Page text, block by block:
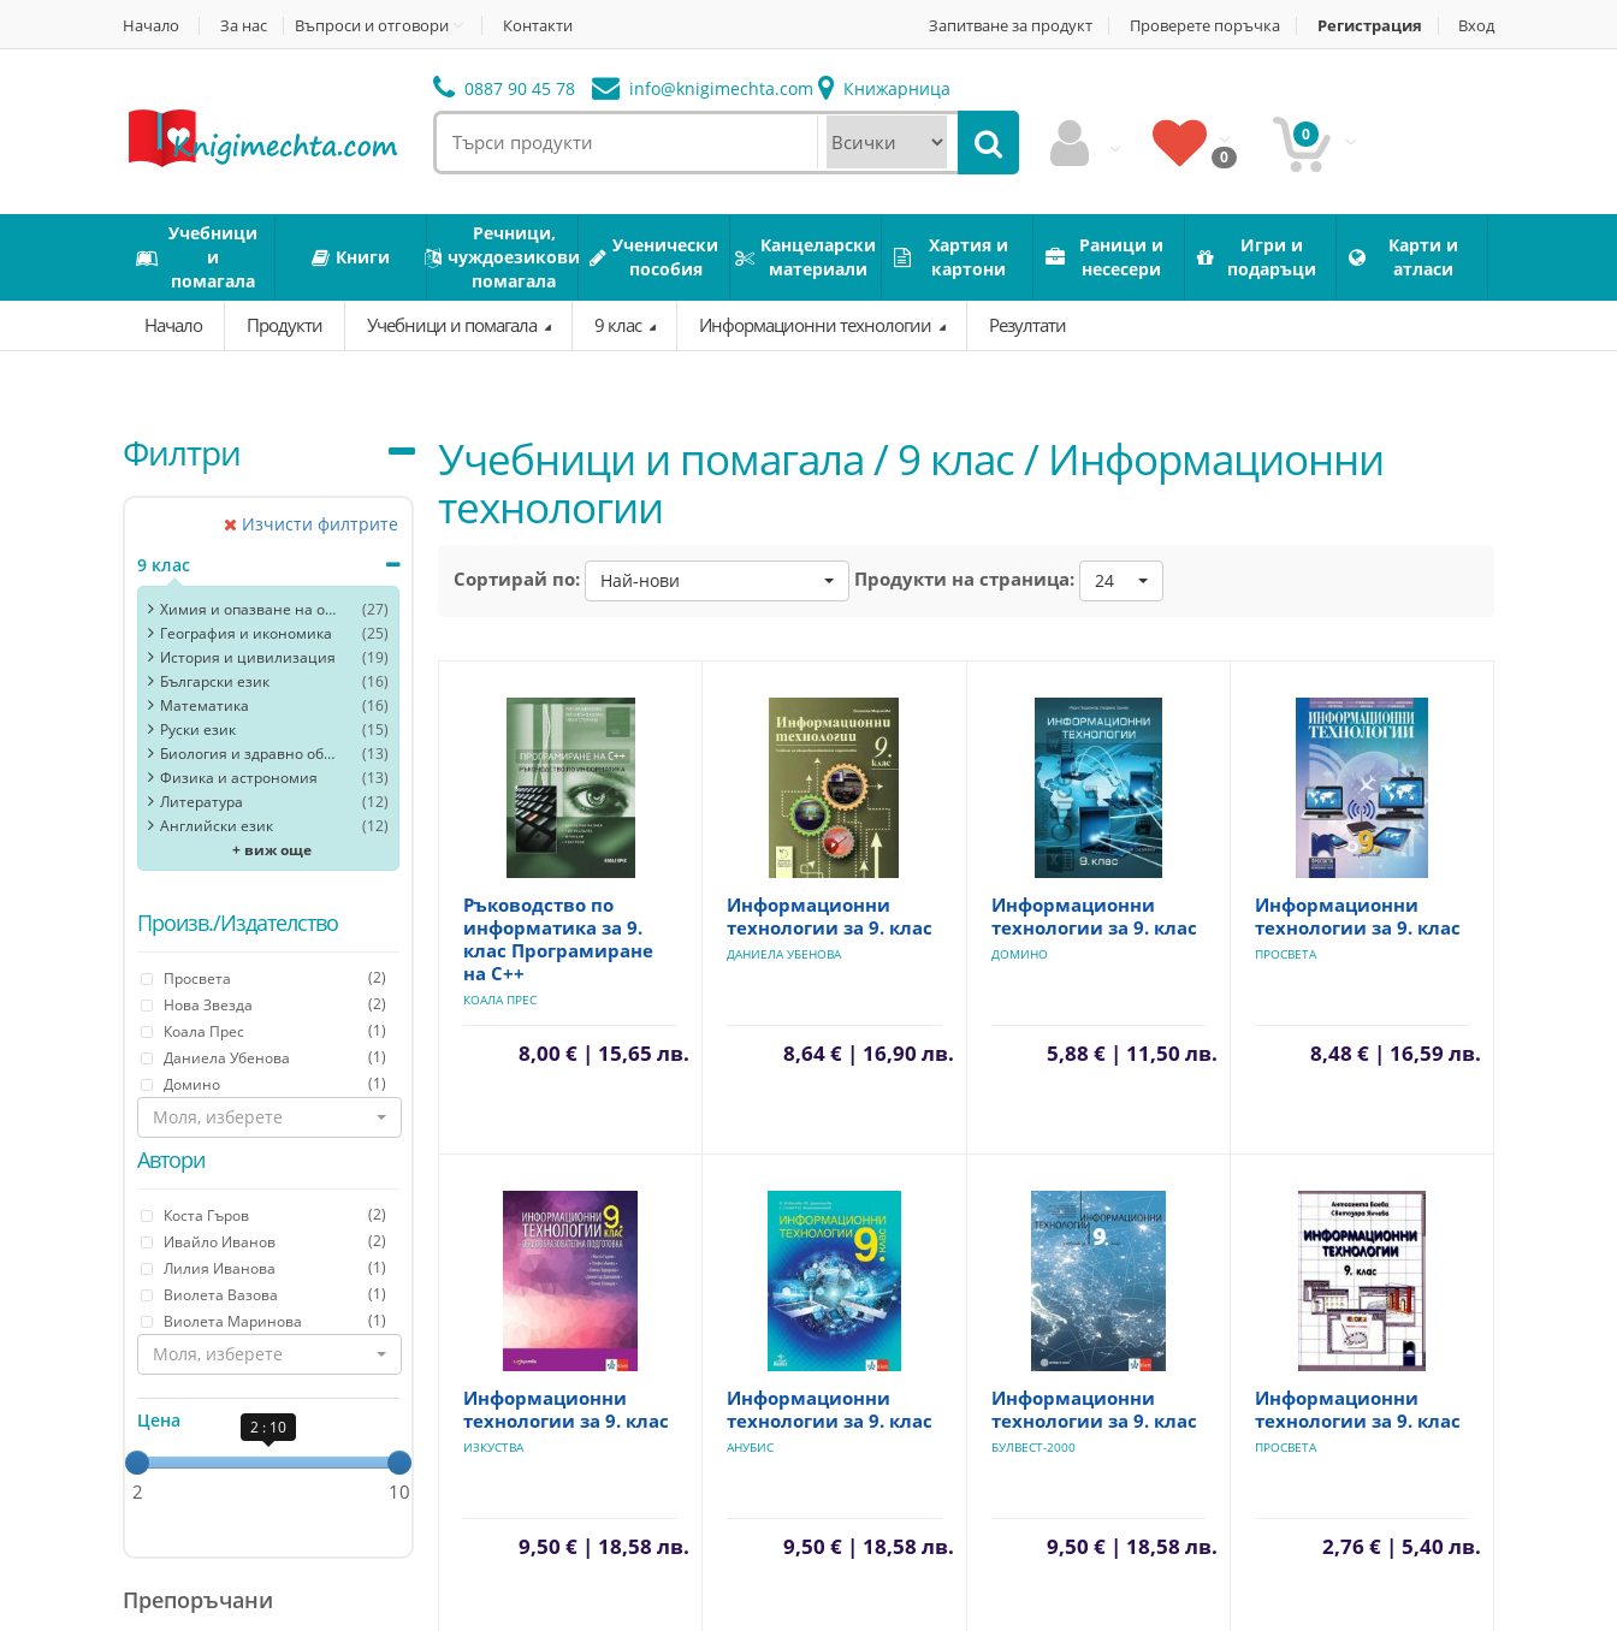
Начало За нас Въпроси и отговори Контакти Запитване за продукт Проверете поръчка Регистрация Вход
0887 90 45 78 info@knigimechta.com Книжарница
0
0
Учебници
и
помагала
Книги
Речници,
чуждоезикови
помагала
Ученически
пособия
Канцеларски
материали
Хартия и
картони
Раници и
несесери
Игри и
подаръци
Карти и
атласи
Начало Продукти Учебници и помагала 9 клас Информационни технологии Резултати
Филтри
Изчисти филтрите
9 клас
Химия и опазване на околната среда
(27)
География и икономика
(25)
История и цивилизация
(19)
Български език
(16)
Математика
(16)
Руски език
(15)
Биология и здравно образoвание
(13)
Физика и астрономия
(13)
Литература
(12)
Английски език
(12)
+ виж още
Произв./Издателство
Просвета
(2)
Нова Звезда
(2)
Коала Прес
(1)
Даниела Убенова
(1)
Домино
(1)
Моля, изберете
Автори
Коста Гъров
(2)
Ивайло Иванов
(2)
Лилия Иванова
(1)
Виолета Вазова
(1)
Виолета Маринова
(1)
Моля, изберете
Цена 2 : 10
2 10
Препоръчани
Учебници и помагала / 9 клас / Информационни
технологии
Сортирай по: Най-нови Продукти на страница: 24
Ръководство по
информатика за 9.
клас Програмиране
на С++
КОАЛА ПРЕС
8,00 € | 15,65 лв.
Информационни
технологии за 9. клас
ДАНИЕЛА УБЕНОВА
8,64 € | 16,90 лв.
Информационни
технологии за 9. клас
ДОМИНО
5,88 € | 11,50 лв.
Информационни
технологии за 9. клас
ПРОСВЕТА
8,48 € | 16,59 лв.
Информационни
технологии за 9. клас
ИЗКУСТВА
9,50 € | 18,58 лв.
Информационни
технологии за 9. клас
АНУБИС
9,50 € | 18,58 лв.
Информационни
технологии за 9. клас
БУЛВЕСТ-2000
9,50 € | 18,58 лв.
Информационни
технологии за 9. клас
ПРОСВЕТА
2,76 € | 5,40 лв.